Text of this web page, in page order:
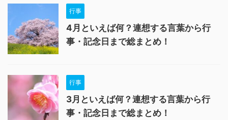
行事
4月といえば何？連想する言葉から行
事・記念日まで総まとめ！
行事
3月といえば何？連想する言葉から行
事・記念日まで総まとめ！